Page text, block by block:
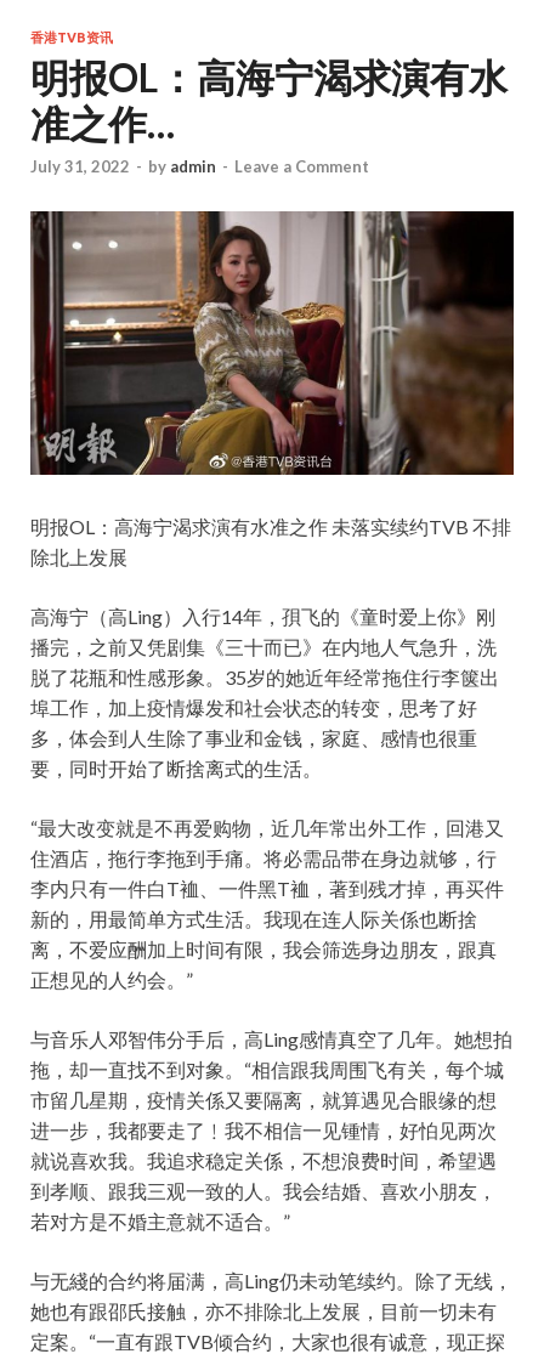
香港TVB资讯
明报OL：高海宁渴求演有水
准之作…
July 31, 2022 - by admin - Leave a Comment
明报OL：高海宁渴求演有水准之作 未落实续约TVB 不排
除北上发展
高海宁（高Ling）入行14年，孭飞的《童时爱上你》刚
播完，之前又凭剧集《三十而已》在内地人气急升，洗
脱了花瓶和性感形象。35岁的她近年经常拖住行李箧出
埠工作，加上疫情爆发和社会状态的转变，思考了好
多，体会到人生除了事业和金钱，家庭、感情也很重
要，同时开始了断捨离式的生活。
“最大改变就是不再爱购物，近几年常出外工作，回港又
住酒店，拖行李拖到手痛。将必需品带在身边就够，行
李内只有一件白T裇、一件黑T裇，著到残才掉，再买件
新的，用最简单方式生活。我现在连人际关係也断捨
离，不爱应酬加上时间有限，我会筛选身边朋友，跟真
正想见的人约会。”
与音乐人邓智伟分手后，高Ling感情真空了几年。她想拍
拖，却一直找不到对象。“相信跟我周围飞有关，每个城
市留几星期，疫情关係又要隔离，就算遇见合眼缘的想
进一步，我都要走了﹗我不相信一见锺情，好怕见两次
就说喜欢我。我追求稳定关係，不想浪费时间，希望遇
到孝顺、跟我三观一致的人。我会结婚、喜欢小朋友，
若对方是不婚主意就不适合。”
与无綫的合约将届满，高Ling仍未动笔续约。除了无线，
她也有跟邵氏接触，亦不排除北上发展，目前一切未有
定案。“一直有跟TVB倾合约，大家也很有诚意，现正探